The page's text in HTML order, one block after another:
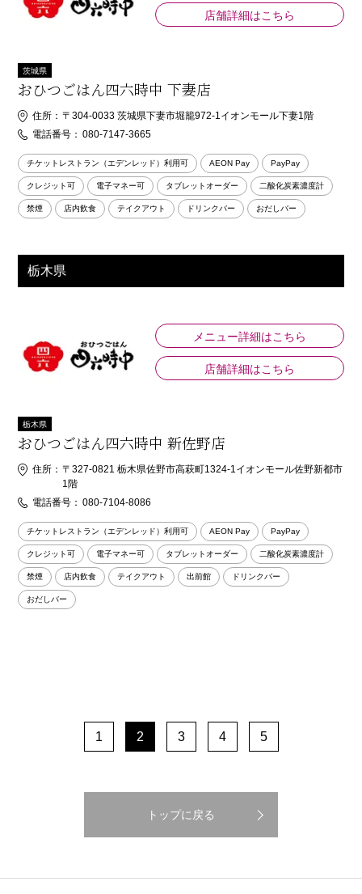
店舗詳細はこちら
茨城県
おひつごはん四六時中 下妻店
住所： 〒304-0033 茨城県下妻市堀籠972-1イオンモール下妻1階
電話番号： 080-7147-3665
チケットレストラン（エデンレッド）利用可 AEON Pay PayPay
クレジット可 電子マネー可 タブレットオーダー 二酸化炭素濃度計
禁煙 店内飲食 テイクアウト ドリンクバー おだしバー
栃木県
メニュー詳細はこちら
店舗詳細はこちら
栃木県
おひつごはん四六時中 新佐野店
住所： 〒327-0821 栃木県佐野市高萩町1324-1イオンモール佐野新都市
1階
電話番号： 080-7104-8086
チケットレストラン（エデンレッド）利用可 AEON Pay PayPay
クレジット可 電子マネー可 タブレットオーダー 二酸化炭素濃度計
禁煙 店内飲食 テイクアウト 出前館 ドリンクバー
おだしバー
1 2 3 4 5
トップに戻る